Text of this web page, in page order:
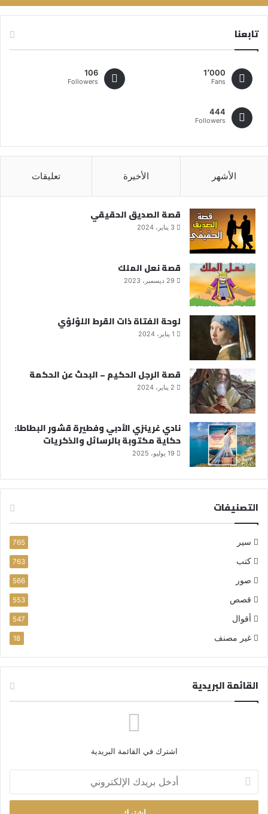
تابعنا
1٬000
Fans
106
Followers
444
Followers
الأشهر الأخيرة تعليقات
قصة الصديق الحقيقي
3 يناير، 2024
قصة نعل الملك
29 ديسمبر، 2023
لوحة الفتاة ذات القرط اللؤلؤي
1 يناير، 2024
قصة الرجل الحكيم – البحث عن الحكمة
2 يناير، 2024
نادي غرينزي الأدبي وفطيرة قشور البطاطا:
حكاية مكتوبة بالرسائل والذكريات
19 يوليو، 2025
التصنيفات
سير 765
كتب 763
صور 566
قصص 553
أقوال 547
غير مصنف 18
القائمة البريدية
اشترك في القائمة البريدية
خ